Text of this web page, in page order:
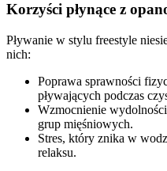
Korzyści płynące z
Pływanie w stylu freestyle
nich:
Poprawa sprawności
pływających podczas
Wzmocnienie
grup mięśniowych.
Stres, który znika w
relaksu.